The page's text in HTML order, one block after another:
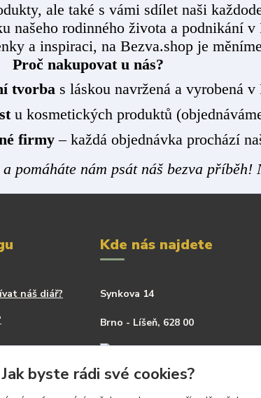
ale také s vámi sdílet naši
našeho rodinného života a podnikání
a inspiraci, na Bezva.shop je
Proč nakupovat u nás?
tvorba s láskou navržená a vyrobená v
u kosmetických produktů
firmy– každá objednávka prochází
pomáháte nám psát náš bezva příběh!
náš diář?
Kde nás najdete
Synkova 14
Brno - Líšeň, 628 00
byste rádi své cookies?